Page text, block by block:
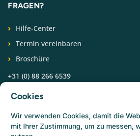
FRAGEN?
Hilfe-Center
Termin vereinbaren
Broschüre
+31 (0) 88 266 6539
FOLGEN SIE UNS
Cookies
Wir verwenden Cookies, damit die
mit Ihrer Zustimmung, um zu messen,